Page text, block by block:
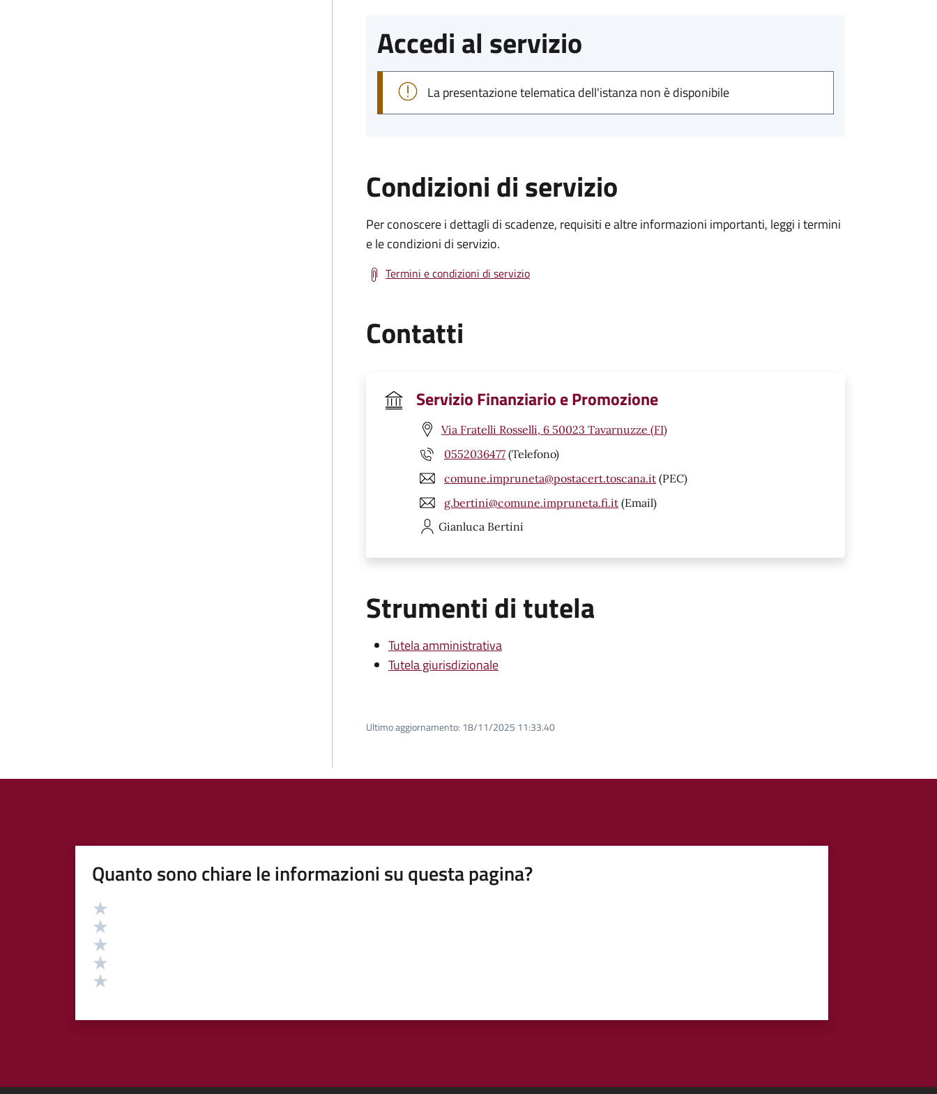
Accedi al servizio
La presentazione telematica dell'istanza non è disponibile
Condizioni di servizio
Per conoscere i dettagli di scadenze, requisiti e altre informazioni importanti, leggi i termini
e le condizioni di servizio.
Termini e condizioni di servizio
Contatti
Servizio Finanziario e Promozione
Via Fratelli Rosselli, 6 50023 Tavarnuzze (FI)
0552036477 (Telefono)
comune.impruneta@postacert.toscana.it (PEC)
g.bertini@comune.impruneta.fi.it (Email)
Gianluca Bertini
Strumenti di tutela
Tutela amministrativa
Tutela giurisdizionale
Ultimo aggiornamento: 18/11/2025 11:33.40
Quanto sono chiare le informazioni su questa pagina?
Valutazione